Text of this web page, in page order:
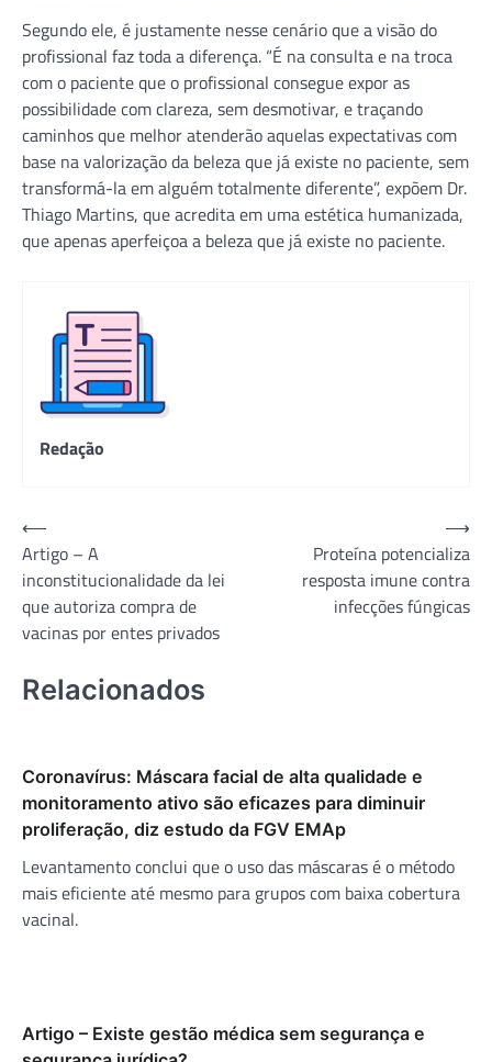
Segundo ele, é justamente nesse cenário que a visão do
profissional faz toda a diferença. “É na consulta e na troca
com o paciente que o profissional consegue expor as
possibilidade com clareza, sem desmotivar, e traçando
caminhos que melhor atenderão aquelas expectativas com
base na valorização da beleza que já existe no paciente, sem
transformá-la em alguém totalmente diferente”, expõem Dr.
Thiago Martins, que acredita em uma estética humanizada,
que apenas aperfeiçoa a beleza que já existe no paciente.
Redação
Navegação
de
Post
⟵
Artigo – A
inconstitucionalidade da lei
que autoriza compra de
vacinas por entes privados
Proteína potencializa
resposta imune contra
infecções fúngicas
⟶
Relacionados
Coronavírus: Máscara facial de alta qualidade e
monitoramento ativo são eficazes para diminuir
proliferação, diz estudo da FGV EMAp
Levantamento conclui que o uso das máscaras é o método
mais eficiente até mesmo para grupos com baixa cobertura
vacinal.
Artigo – Existe gestão médica sem segurança e